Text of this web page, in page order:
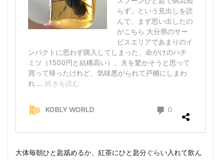
大体毎朝ひと匙舐めるか、紅茶にひと匙分ぐらい入れて飲ん